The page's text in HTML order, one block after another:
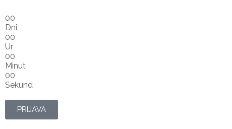
00
Dni
00
Ur
00
Minut
00
Sekund
PRIJAVA